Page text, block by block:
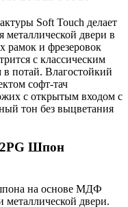
Soft Touch делает
двери в
рамок и фрезеровок
с классическим
потай. Влагостойкий
софт-тач
с открытым входом с
тон без выцветания
Шпон
на основе МДФ
двери.